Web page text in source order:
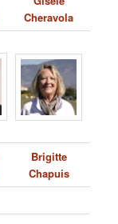
Cheravola
Brigitte
Chapuis